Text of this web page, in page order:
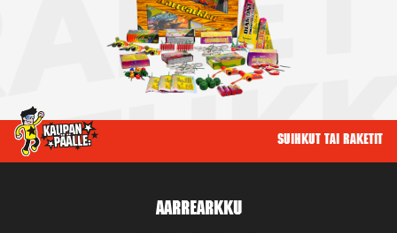
Suihkut tai raketit
Aarrearkku